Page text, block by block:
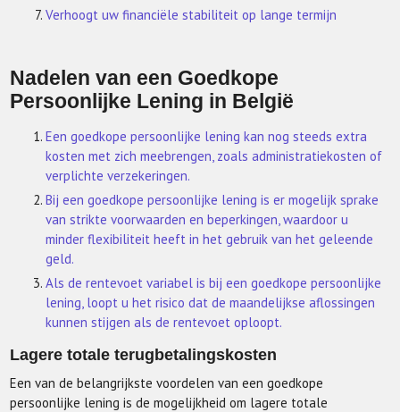
Verhoogt uw financiële stabiliteit op lange termijn
Nadelen van een Goedkope
Persoonlijke Lening in België
Een goedkope persoonlijke lening kan nog steeds extra
kosten met zich meebrengen, zoals administratiekosten of
verplichte verzekeringen.
Bij een goedkope persoonlijke lening is er mogelijk sprake
van strikte voorwaarden en beperkingen, waardoor u
minder flexibiliteit heeft in het gebruik van het geleende
geld.
Als de rentevoet variabel is bij een goedkope persoonlijke
lening, loopt u het risico dat de maandelijkse aflossingen
kunnen stijgen als de rentevoet oploopt.
Lagere totale terugbetalingskosten
Een van de belangrijkste voordelen van een goedkope
persoonlijke lening is de mogelijkheid om lagere totale